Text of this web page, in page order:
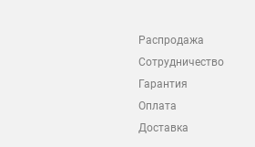
Распродажа
Сотрудничество
Гарантия
Оплата
Доставка